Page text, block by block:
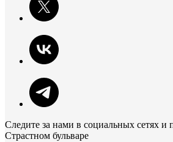
Следите за нами в социальных сетях и
Страстном бульваре